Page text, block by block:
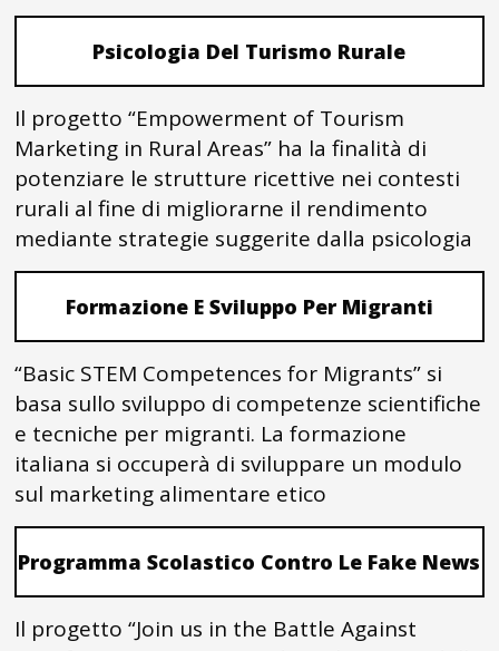
Psicologia Del Turismo Rurale
Il progetto “Empowerment of Tourism
Marketing in Rural Areas” ha la finalità di
potenziare le strutture ricettive nei contesti
rurali al fine di migliorarne il rendimento
mediante strategie suggerite dalla psicologia
Formazione E Sviluppo Per Migranti
“Basic STEM Competences for Migrants” si
basa sullo sviluppo di competenze scientifiche
e tecniche per migranti. La formazione
italiana si occuperà di sviluppare un modulo
sul marketing alimentare etico
Programma Scolastico Contro Le Fake News
Il progetto “Join us in the Battle Against